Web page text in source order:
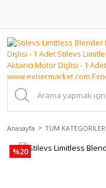
Anasayfa TÜM KATEGORİLER
%20